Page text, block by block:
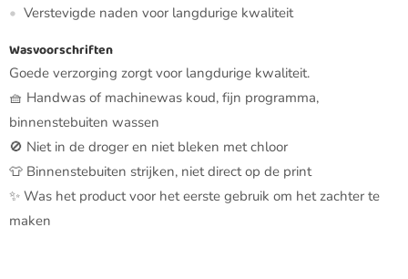
Verstevigde naden voor langdurige kwaliteit
Wasvoorschriften
Goede verzorging zorgt voor langdurige kwaliteit.
🧺 Handwas of machinewas koud, fijn programma,
binnenstebuiten wassen
🚫 Niet in de droger en niet bleken met chloor
👕 Binnenstebuiten strijken, niet direct op de print
✨ Was het product voor het eerste gebruik om het zachter te
maken